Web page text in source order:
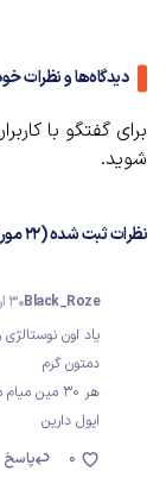
دیدگاه‌ها و نظرات
برای گفتگو با
شوید.
نظرات ثبت شده (22 مورد)
Black_Roze30 اردیبهشت 1393
یاد اون
دمتون گرم
هر ۳۰ مین میام ماشاالله یک پست جدید
ایول دارین
پاسخ
0